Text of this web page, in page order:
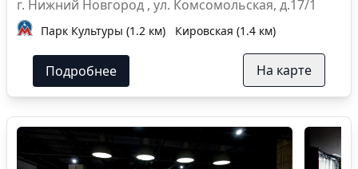
г. Нижний Новгород , ул. Комсомольская, д.17/1
Парк Культуры (1.2 км) Кировская (1.4 км)
Подробнее На карте